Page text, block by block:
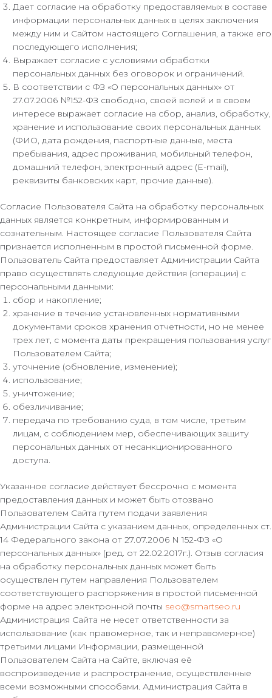
Дает согласие на обработку предоставляемых в составе
информации персональных данных в целях заключения
между ним и Сайтом настоящего Соглашения, а также его
последующего исполнения;
Выражает согласие с условиями обработки
персональных данных без оговорок и ограничений.
В соответствии с ФЗ «О персональных данных» от
27.07.2006 №152-ФЗ свободно, своей волей и в своем
интересе выражает согласие на сбор, анализ, обработку,
хранение и использование своих персональных данных
(ФИО, дата рождения, паспортные данные, места
пребывания, адрес проживания, мобильный телефон,
домашний телефон, электронный адрес (E-mail),
реквизиты банковских карт, прочие данные).
Согласие Пользователя Сайта на обработку персональных
данных является конкретным, информированным и
сознательным. Настоящее согласие Пользователя Сайта
признается исполненным в простой письменной форме.
Пользователь Сайта предоставляет Администрации Сайта
право осуществлять следующие действия (операции) с
персональными данными:
сбор и накопление;
хранение в течение установленных нормативными
документами сроков хранения отчетности, но не менее
трех лет, с момента даты прекращения пользования услуг
Пользователем Сайта;
уточнение (обновление, изменение);
использование;
уничтожение;
обезличивание;
передача по требованию суда, в том числе, третьим
лицам, с соблюдением мер, обеспечивающих защиту
персональных данных от несанкционированного
доступа.
Указанное согласие действует бессрочно с момента
предоставления данных и может быть отозвано
Пользователем Сайта путем подачи заявления
Администрации Сайта с указанием данных, определенных ст.
14 Федерального закона от 27.07.2006 N 152-ФЗ «О
персональных данных» (ред. от 22.02.2017г.). Отзыв согласия
на обработку персональных данных может быть
осуществлен путем направления Пользователем
соответствующего распоряжения в простой письменной
форме на адрес электронной почты seo@smartseo.ru
Администрация Сайта не несет ответственности за
использование (как правомерное, так и неправомерное)
третьими лицами Информации, размещенной
Пользователем Сайта на Сайте, включая её
воспроизведение и распространение, осуществленные
всеми возможными способами. Администрация Сайта в